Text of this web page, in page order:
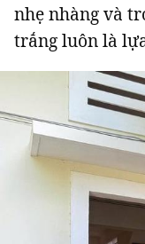
nhẹ nhàng và
trắng luôn là